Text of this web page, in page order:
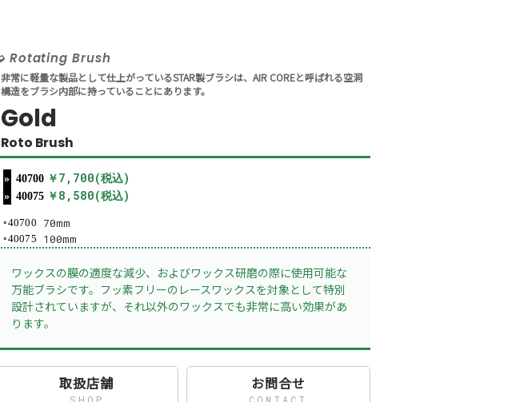
Rotating Brush
非常に軽量な製品として仕上がっているSTAR製ブラシは、AIR COREと呼ばれる空洞
構造をブラシ内部に持っていることにあります。
Gold
Roto Brush
40700 ￥7,700(税込)
40075 ￥8,580(税込)
40700 70mm
40075 100mm
ワックスの膜の適度な減少、およびワックス研磨の際に使用可能な
万能ブラシです。フッ素フリーのレースワックスを対象として特別
設計されていますが、それ以外のワックスでも非常に高い効果があ
ります。
取扱店舗 お問合せ